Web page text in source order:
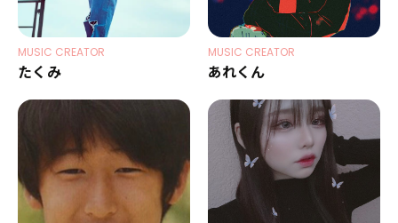
たくみ
MUSIC CREATOR
あれくん
MUSIC CREATOR